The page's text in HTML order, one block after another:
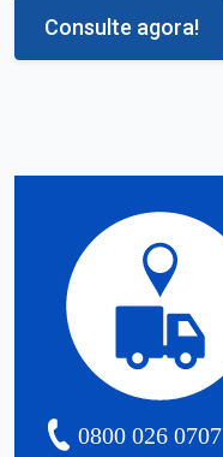
Consulte agora!
0800 026 0707